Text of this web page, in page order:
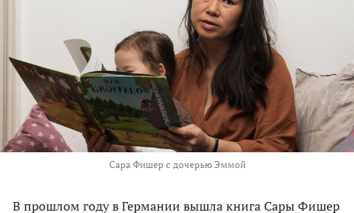
Сара Фишер с дочерью Эммой
В прошлом году в Германии вышла книга Сары Фишер